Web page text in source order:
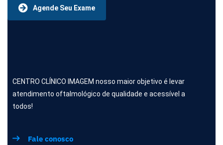
Agende Seu Exame
CENTRO CLÍNICO IMAGEM nosso maior objetivo é levar
atendimento oftalmológico de qualidade e acessível a
todos!
Fale conosco